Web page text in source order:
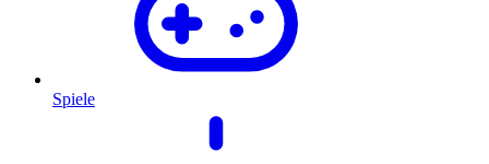
Spiele